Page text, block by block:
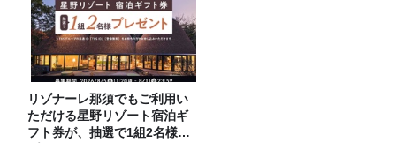
リゾナーレ那須でもご利用い
ただける星野リゾート宿泊ギ
フト券が、抽選で1組2名様に